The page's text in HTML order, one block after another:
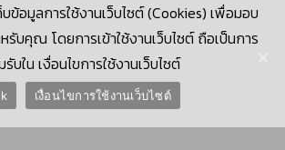
Computer Services Co., Ltd. (KTCS)
ข้อมูลการใช้งานเว็บไซต์ (Cookies) เพื่อมอบ
บคุณ โดยการเข้าใช้งานเว็บไซต์ ถือเป็นการ
บใน เงื่อนไขการใช้งานเว็บไซต์
เงื่อนไขการใช้งานเว็บไซต์